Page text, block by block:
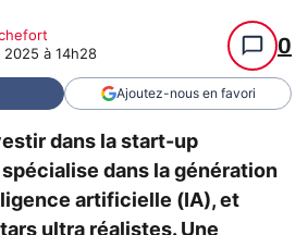
2025 à 14h28 0
Ajoutez-nous en favori
dans la start-up
dans la génération
artificielle (IA), et
ultra réalistes. Une